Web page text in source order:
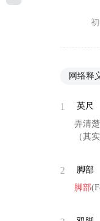
网络释
1
英尺
弄清
（其
2
脚部
脚部